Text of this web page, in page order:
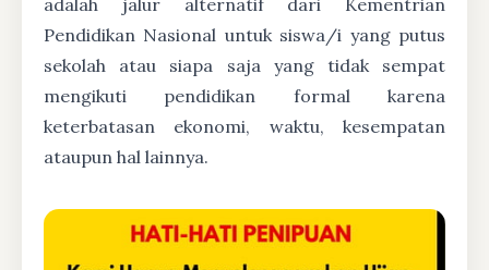
adalah jalur alternatif dari Kementrian
Pendidikan Nasional untuk siswa/i yang putus
sekolah atau siapa saja yang tidak sempat
mengikuti pendidikan formal karena
keterbatasan ekonomi, waktu, kesempatan
ataupun hal lainnya.